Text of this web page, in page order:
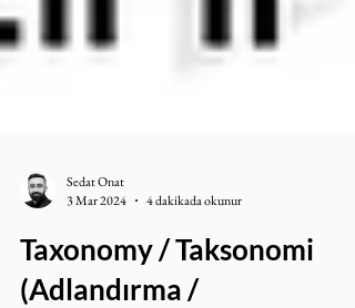
4 dakikada okunur
Taxonomy / Taksonomi